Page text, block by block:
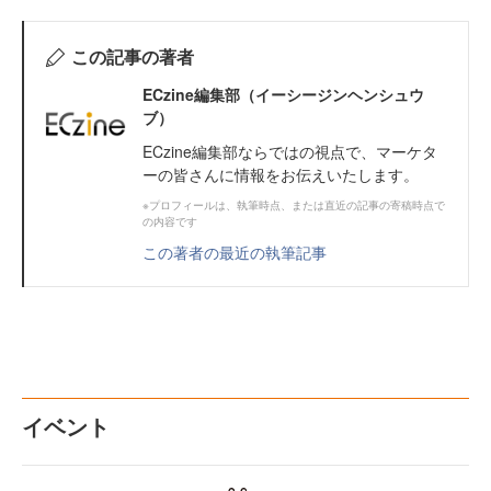
この記事の著者
ECzine編集部（イーシージンヘンシュウ
ブ）
ECzine編集部ならではの視点で、マーケタ
ーの皆さんに情報をお伝えいたします。
※プロフィールは、執筆時点、または直近の記事の寄稿時点で
の内容です
この著者の最近の執筆記事
イベント